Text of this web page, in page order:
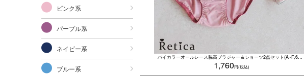
ピンク系
パープル系
ネイビー系
ブルー系
バイカラーオールレース脇高ブラジャー＆ショーツ2点セット(A~F,65~80)
1,760